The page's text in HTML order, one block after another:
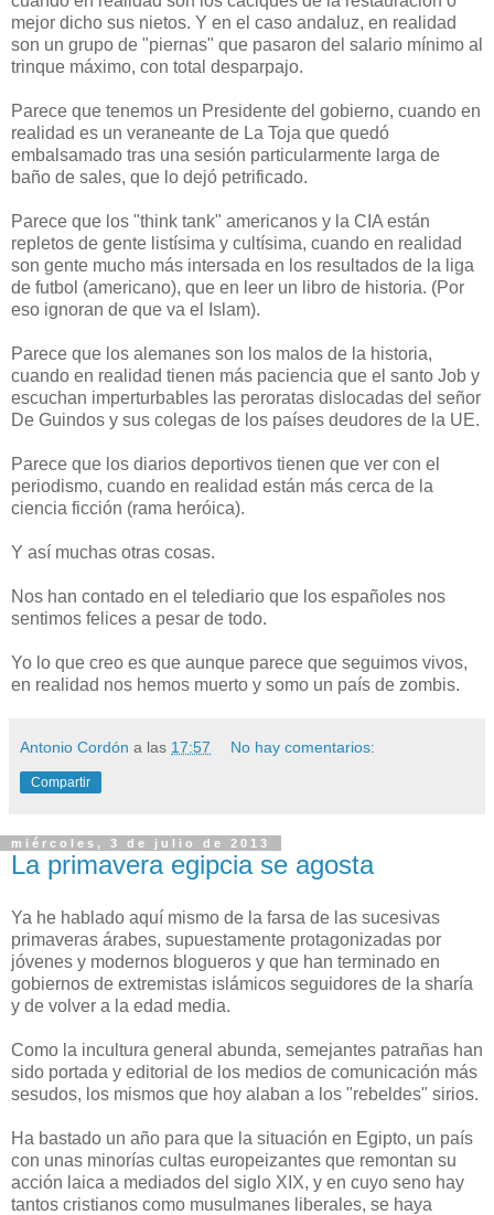
mejor dicho sus nietos. Y en el caso andaluz, en realidad
son un grupo de "piernas" que pasaron del salario mínimo al
trinque máximo, con total desparpajo.
Parece que tenemos un Presidente del gobierno, cuando en
realidad es un veraneante de La Toja que quedó
embalsamado tras una sesión particularmente larga de
baño de sales, que lo dejó petrificado.
Parece que los "think tank" americanos y la CIA están
repletos de gente listísima y cultísima, cuando en realidad
son gente mucho más intersada en los resultados de la liga
de futbol (americano), que en leer un libro de historia. (Por
eso ignoran de que va el Islam).
Parece que los alemanes son los malos de la historia,
cuando en realidad tienen más paciencia que el santo Job y
escuchan imperturbables las peroratas dislocadas del señor
De Guindos y sus colegas de los países deudores de la UE.
Parece que los diarios deportivos tienen que ver con el
periodismo, cuando en realidad están más cerca de la
ciencia ficción (rama heróica).
Y así muchas otras cosas.
Nos han contado en el telediario que los españoles nos
sentimos felices a pesar de todo.
Yo lo que creo es que aunque parece que seguimos vivos,
en realidad nos hemos muerto y somo un país de zombis.
Antonio Cordón a las 17:57 No hay comentarios:
Compartir
miércoles, 3 de julio de 2013
La primavera egipcia se agosta
Ya he hablado aquí mismo de la farsa de las sucesivas
primaveras árabes, supuestamente protagonizadas por
jóvenes y modernos blogueros y que han terminado en
gobiernos de extremistas islámicos seguidores de la sharía
y de volver a la edad media.
Como la incultura general abunda, semejantes patrañas han
sido portada y editorial de los medios de comunicación más
sesudos, los mismos que hoy alaban a los "rebeldes" sirios.
Ha bastado un año para que la situación en Egipto, un país
con unas minorías cultas europeizantes que remontan su
acción laica a mediados del siglo XIX, y en cuyo seno hay
tantos cristianos como musulmanes liberales, se haya